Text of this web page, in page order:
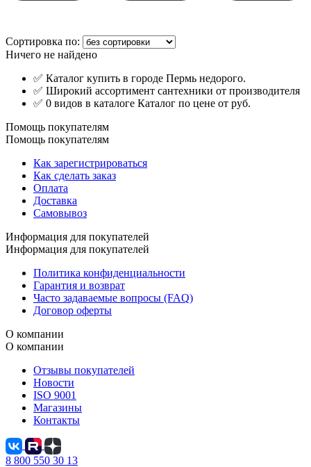
Сортировка по:
Ничего не найдено
✅ Каталог купить в городе Пермь недорого.
✅ Широкий ассортимент сантехники от производителя
✅ 0 видов в каталоге Каталог по цене от руб.
Помощь покупателям
Помощь покупателям
Как зарегистрироваться
Как сделать заказ
Оплата
Доставка
Самовывоз
Информация для покупателей
Информация для покупателей
Политика конфиденциальности
Гарантия и возврат
Часто задаваемые вопросы (FAQ)
Договор оферты
О компании
О компании
Отзывы покупателей
Новости
ISO 9001
Магазины
Контакты
8 800 550 30 13